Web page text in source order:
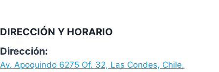
DIRECCIÓN Y HORARIO
Dirección:
Av. Apoquindo 6275 Of. 32, Las Condes, Chile.